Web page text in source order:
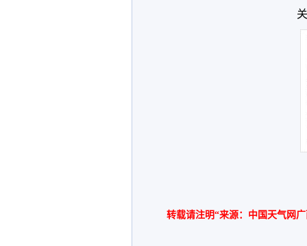
转载请注明“来源：中国天气网